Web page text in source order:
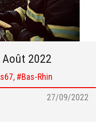
2022
#Bas-Rhin
27/09/2022